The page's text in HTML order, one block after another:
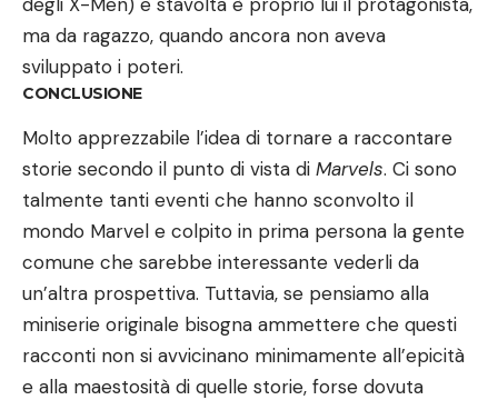
ma da ragazzo, quando ancora non aveva
sviluppato i poteri.
CONCLUSIONE
Molto apprezzabile l’idea di tornare a raccontare
storie secondo il punto di vista di Marvels. Ci sono
talmente tanti eventi che hanno sconvolto il
mondo Marvel e colpito in prima persona la gente
comune che sarebbe interessante vederli da
un’altra prospettiva. Tuttavia, se pensiamo alla
miniserie originale bisogna ammettere che questi
racconti non si avvicinano minimamente all’epicità
e alla maestosità di quelle storie, forse dovuta